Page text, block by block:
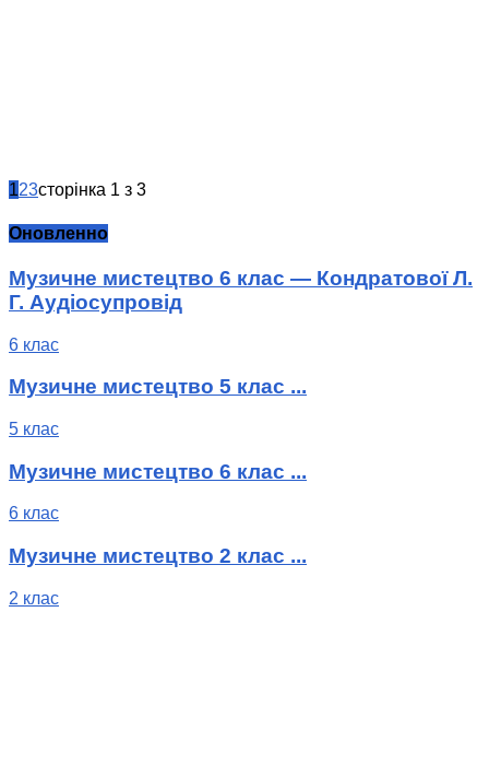
123сторінка 1 з 3
Оновленно
Музичне мистецтво 6 клас — Кондратової Л.
Г. Аудіосупровід
6 клас
Музичне мистецтво 5 клас ...
5 клас
Музичне мистецтво 6 клас ...
6 клас
Музичне мистецтво 2 клас ...
2 клас